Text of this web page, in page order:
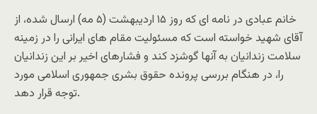
خانم عبادی در نامه ای که روز ۱۵ اردیبهشت (۵ مه) ارسال شده، از
آقای شهید خواسته است که مسئولیت مقام های ایرانی را در زمینه
سلامت زندانیان به آنها گوشزد کند و فشارهای اخیر بر این زندانیان
را، در هنگام بررسی پرونده حقوق بشری جمهوری اسلامی مورد
توجه قرار دهد.